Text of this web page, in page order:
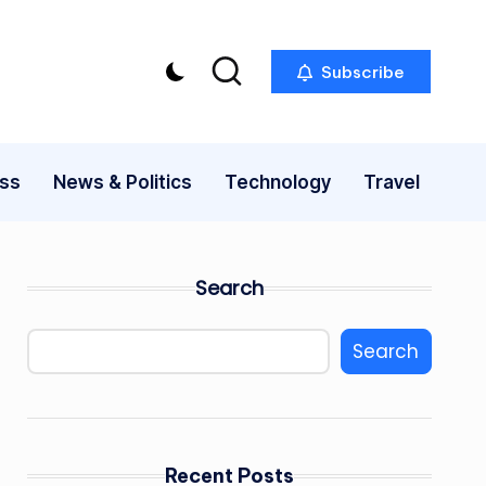
Subscribe
News & Politics Technology Travel
Search
Search
Recent Posts